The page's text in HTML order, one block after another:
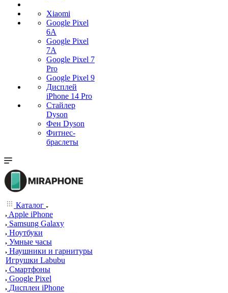
Xiaomi
Google Pixel
6A
Google Pixel
7А
Google Pixel 7
Pro
Google Pixel 9
Дисплей
iPhone 14 Pro
Стайлер
Dyson
Фен Dyson
Фитнес-
браслеты
Каталог
Apple iPhone
Samsung Galaxy
Ноутбуки
Умные часы
Наушники и гарнитуры
Игрушки Labubu
Смартфоны
Google Pixel
Дисплеи iPhone